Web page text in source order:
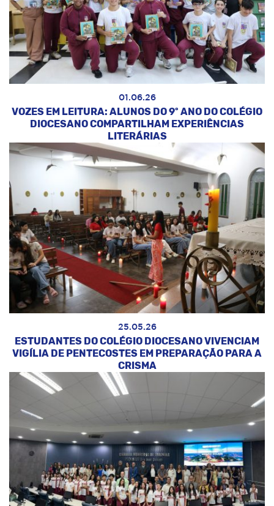
01.06.26
VOZES EM LEITURA: ALUNOS DO 9º ANO DO COLÉGIO
DIOCESANO COMPARTILHAM EXPERIÊNCIAS
LITERÁRIAS
25.05.26
ESTUDANTES DO COLÉGIO DIOCESANO VIVENCIAM
VIGÍLIA DE PENTECOSTES EM PREPARAÇÃO PARA A
CRISMA